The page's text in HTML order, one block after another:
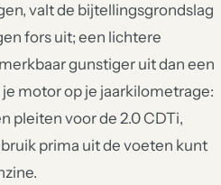
valt de bijtellingsgrondslag
fors uit; een lichtere
gunstiger uit dan een
motor op je jaarkilometrage:
pleiten voor de 2.0 CDTi,
prima uit de voeten kunt